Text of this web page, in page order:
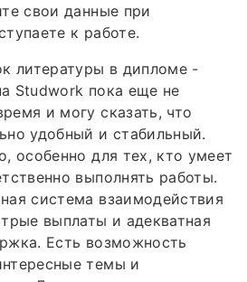
свои данные при
к работе.
литературы в дипломе -
Studwork пока еще не
и могу сказать, что
удобный и стабильный.
особенно для тех, кто умеет
выполнять работы.
система взаимодействия
выплаты и адекватная
Есть возможность
темы и